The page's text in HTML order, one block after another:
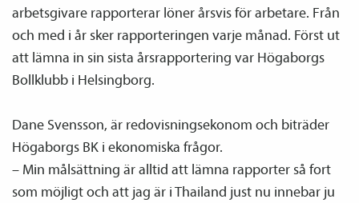
arbetsgivare rapporterar löner årsvis för arbetare. Från
och med i år sker rapporteringen varje månad. Först ut
att lämna in sin sista årsrapportering var Högaborgs
Bollklubb i Helsingborg.
Dane Svensson, är redovisningsekonom och biträder
Högaborgs BK i ekonomiska frågor.
– Min målsättning är alltid att lämna rapporter så fort
som möjligt och att jag är i Thailand just nu innebar ju